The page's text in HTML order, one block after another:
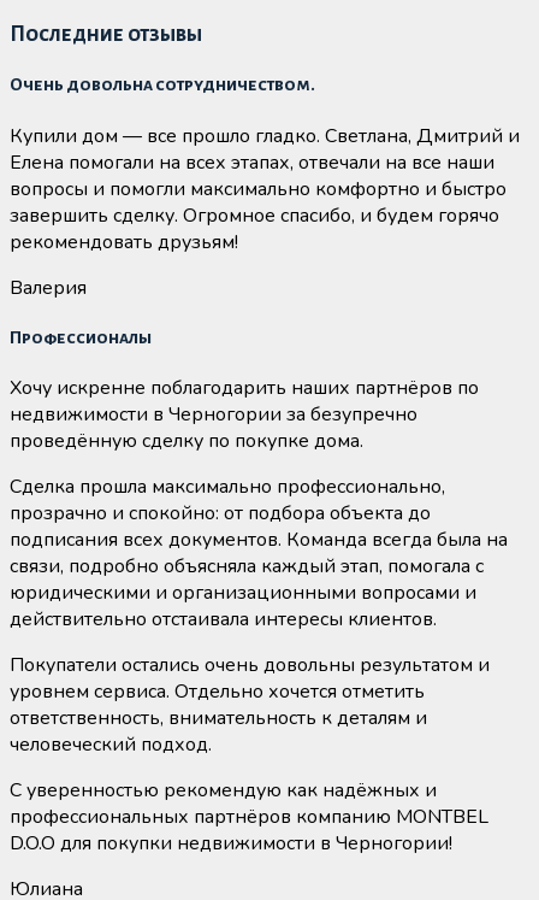
Последние отзывы
Очень довольна сотрудничеством.
Купили дом — все прошло гладко. Светлана, Дмитрий и
Елена помогали на всех этапах, отвечали на все наши
вопросы и помогли максимально комфортно и быстро
завершить сделку. Огромное спасибо, и будем горячо
рекомендовать друзьям!
Валерия
Профессионалы
Хочу искренне поблагодарить наших партнёров по
недвижимости в Черногории за безупречно
проведённую сделку по покупке дома.
Сделка прошла максимально профессионально,
прозрачно и спокойно: от подбора объекта до
подписания всех документов. Команда всегда была на
связи, подробно объясняла каждый этап, помогала с
юридическими и организационными вопросами и
действительно отстаивала интересы клиентов.
Покупатели остались очень довольны результатом и
уровнем сервиса. Отдельно хочется отметить
ответственность, внимательность к деталям и
человеческий подход.
С уверенностью рекомендую как надёжных и
профессиональных партнёров компанию MONTBEL
D.O.O для покупки недвижимости в Черногории!
Юлиана